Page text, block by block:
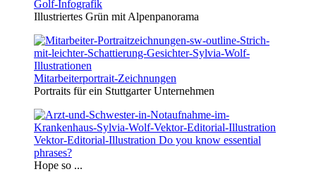
Golf-Infografik
Illustriertes Grün mit Alpenpanorama
Mitarbeiterportrait-Zeichnungen
Portraits für ein Stuttgarter Unternehmen
Vektor-Editorial-Illustration Do you know essential
phrases?
Hope so ...